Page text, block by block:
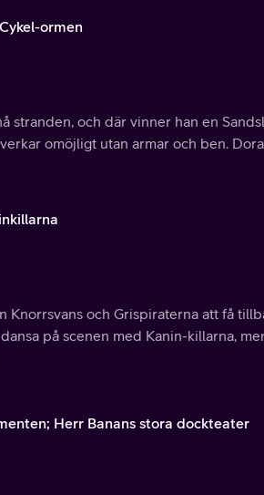
ormen
stranden, och där vinner han en
omöjligt utan armar och ben.
Knorrsvans och Grispiraterna att få
på scenen med Kanin-killarna,
Herr Banans stora dockteater